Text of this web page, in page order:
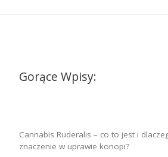
Gorące Wpisy:
Cannabis Ruderalis – co to jest i
znaczenie w uprawie konopi?